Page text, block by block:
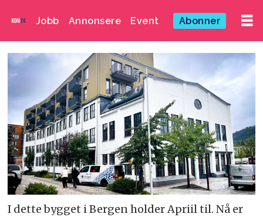
Jobb Annonsere Event Abonner
I dette bygget i Bergen holder Apriil til. Nå er